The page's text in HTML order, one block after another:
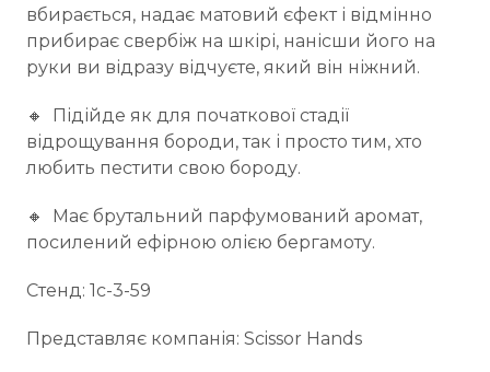
вбирається, надає матовий єфект і відмінно
прибирає свербіж на шкірі, нанісши його на
руки ви відразу відчуєте, який він ніжний.
🔸 Підійде як для початкової стадії
відрощування бороди, так і просто тим, хто
любить пестити свою бороду.
🔸 Має брутальний парфумований аромат,
посилений ефірною олією бергамоту.
Стенд: 1c-3-59
Представляє компанія: Scissor Hands